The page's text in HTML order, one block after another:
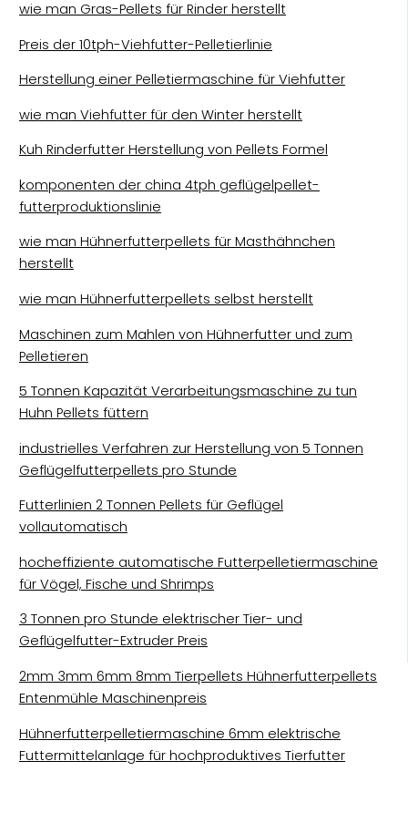
wie man Gras-Pellets für Rinder herstellt
Preis der 10tph-Viehfutter-Pelletierlinie
Herstellung einer Pelletiermaschine für Viehfutter
wie man Viehfutter für den Winter herstellt
Kuh Rinderfutter Herstellung von Pellets Formel
komponenten der china 4tph geflügelpellet-
futterproduktionslinie
wie man Hühnerfutterpellets für Masthähnchen
herstellt
wie man Hühnerfutterpellets selbst herstellt
Maschinen zum Mahlen von Hühnerfutter und zum
Pelletieren
5 Tonnen Kapazität Verarbeitungsmaschine zu tun
Huhn Pellets füttern
industrielles Verfahren zur Herstellung von 5 Tonnen
Geflügelfutterpellets pro Stunde
Futterlinien 2 Tonnen Pellets für Geflügel
vollautomatisch
hocheffiziente automatische Futterpelletiermaschine
für Vögel, Fische und Shrimps
3 Tonnen pro Stunde elektrischer Tier- und
Geflügelfutter-Extruder Preis
2mm 3mm 6mm 8mm Tierpellets Hühnerfutterpellets
Entenmühle Maschinenpreis
Hühnerfutterpelletiermaschine 6mm elektrische
Futtermittelanlage für hochproduktives Tierfutter